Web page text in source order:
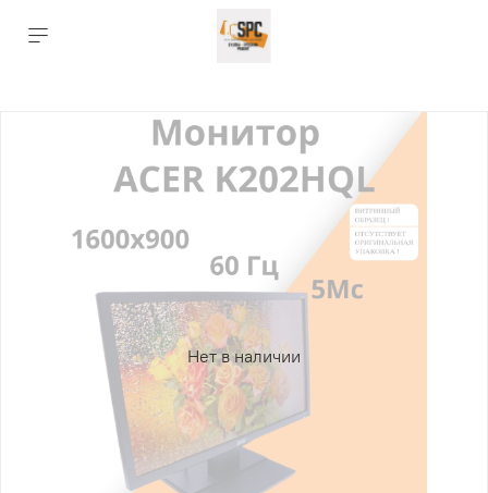
Нет в наличии